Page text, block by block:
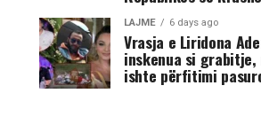
LAJME 6 days ago
Vrasja e Liridona
inskenua si grabitje,
ishte përfitimi